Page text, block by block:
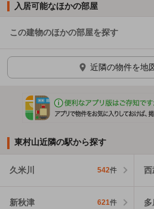
入居可能なほかの部屋
この建物のほかの部屋を探す
ほかの部屋を検索中…
近隣の物件を地
東村山近隣の駅から探す
久米川 542件 西
新秋津 621件 多